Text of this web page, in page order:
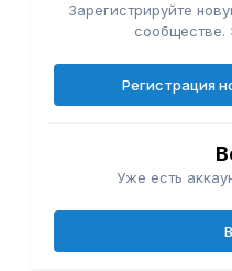
Зарегистрируйте
сообществе.
Регистрация
Уже есть